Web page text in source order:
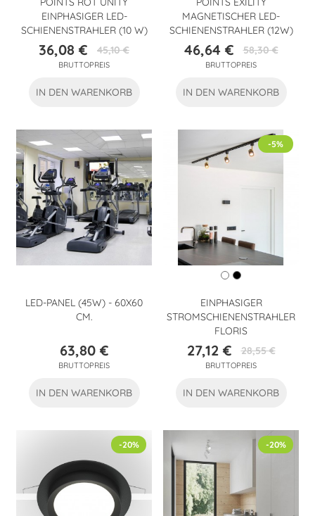
EINPHASIGER LED-
SCHIENENSTRAHLER (10 W)
Preis
36,08 €Verkaufspreis
45,10 €
BRUTTOPREIS
IN DEN WARENKORB
MAGNETISCHER LED-
SCHIENENSTRAHLER (12W)
Preis
46,64 €Verkaufspreis
58,30 €
BRUTTOPREIS
IN DEN WARENKORB
LED-PANEL (45W) - 60X60
CM.
Preis
63,80 €
BRUTTOPREIS
IN DEN WARENKORB
EINPHASIGER
STROMSCHIENENSTRAHLER
FLORIS
Preis
27,12 €Verkaufspreis
28,55 €
BRUTTOPREIS
-5%
IN DEN WARENKORB
-20% -20%